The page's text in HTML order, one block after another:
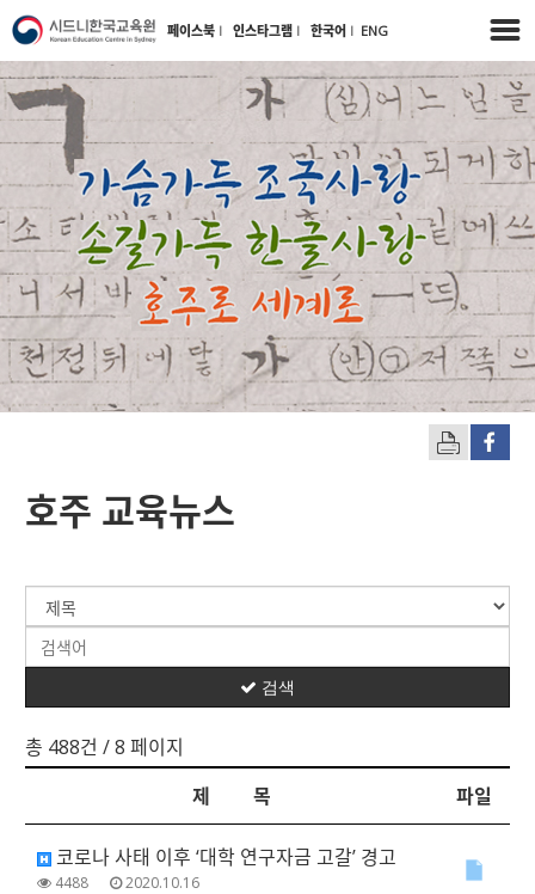
페이스북 l 인스타그램 l 한국어 l ENG
호주 교육뉴스
총 488건 / 8 페이지
검색
제 목 파일
코로나 사태 이후 ‘대학 연구자금 고갈’ 경고
4488 2020.10.16